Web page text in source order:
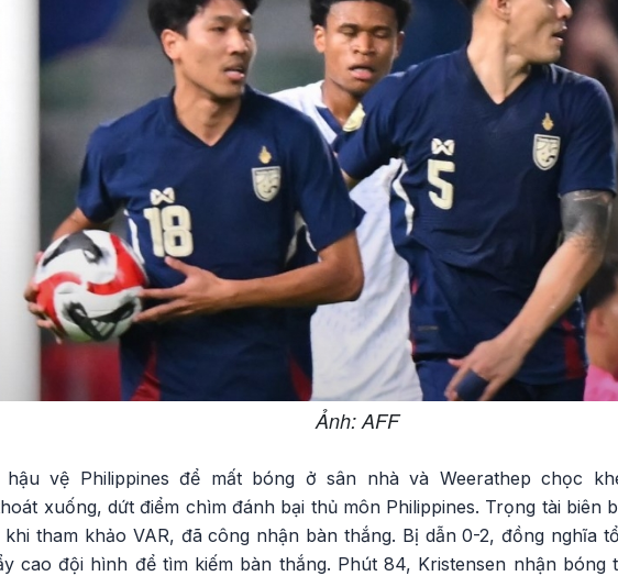
Ảnh: AFF
vệ Philippines để mất bóng ở sân nhà và Weerathep chọc
xuống, dứt điểm chìm đánh bại thủ môn Philippines. Trọng tài biên
tham khảo VAR, đã công nhận bàn thắng. Bị dẫn 0-2, đồng nghĩa
cao đội hình để tìm kiếm bàn thắng. Phút 84, Kristensen nhận